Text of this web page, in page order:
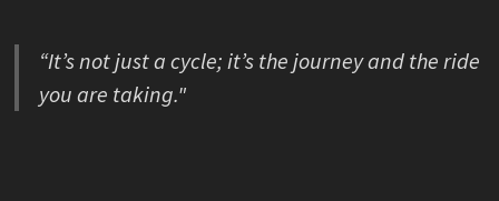
“It’s not just a cycle; it’s the journey and the ride
you are taking."